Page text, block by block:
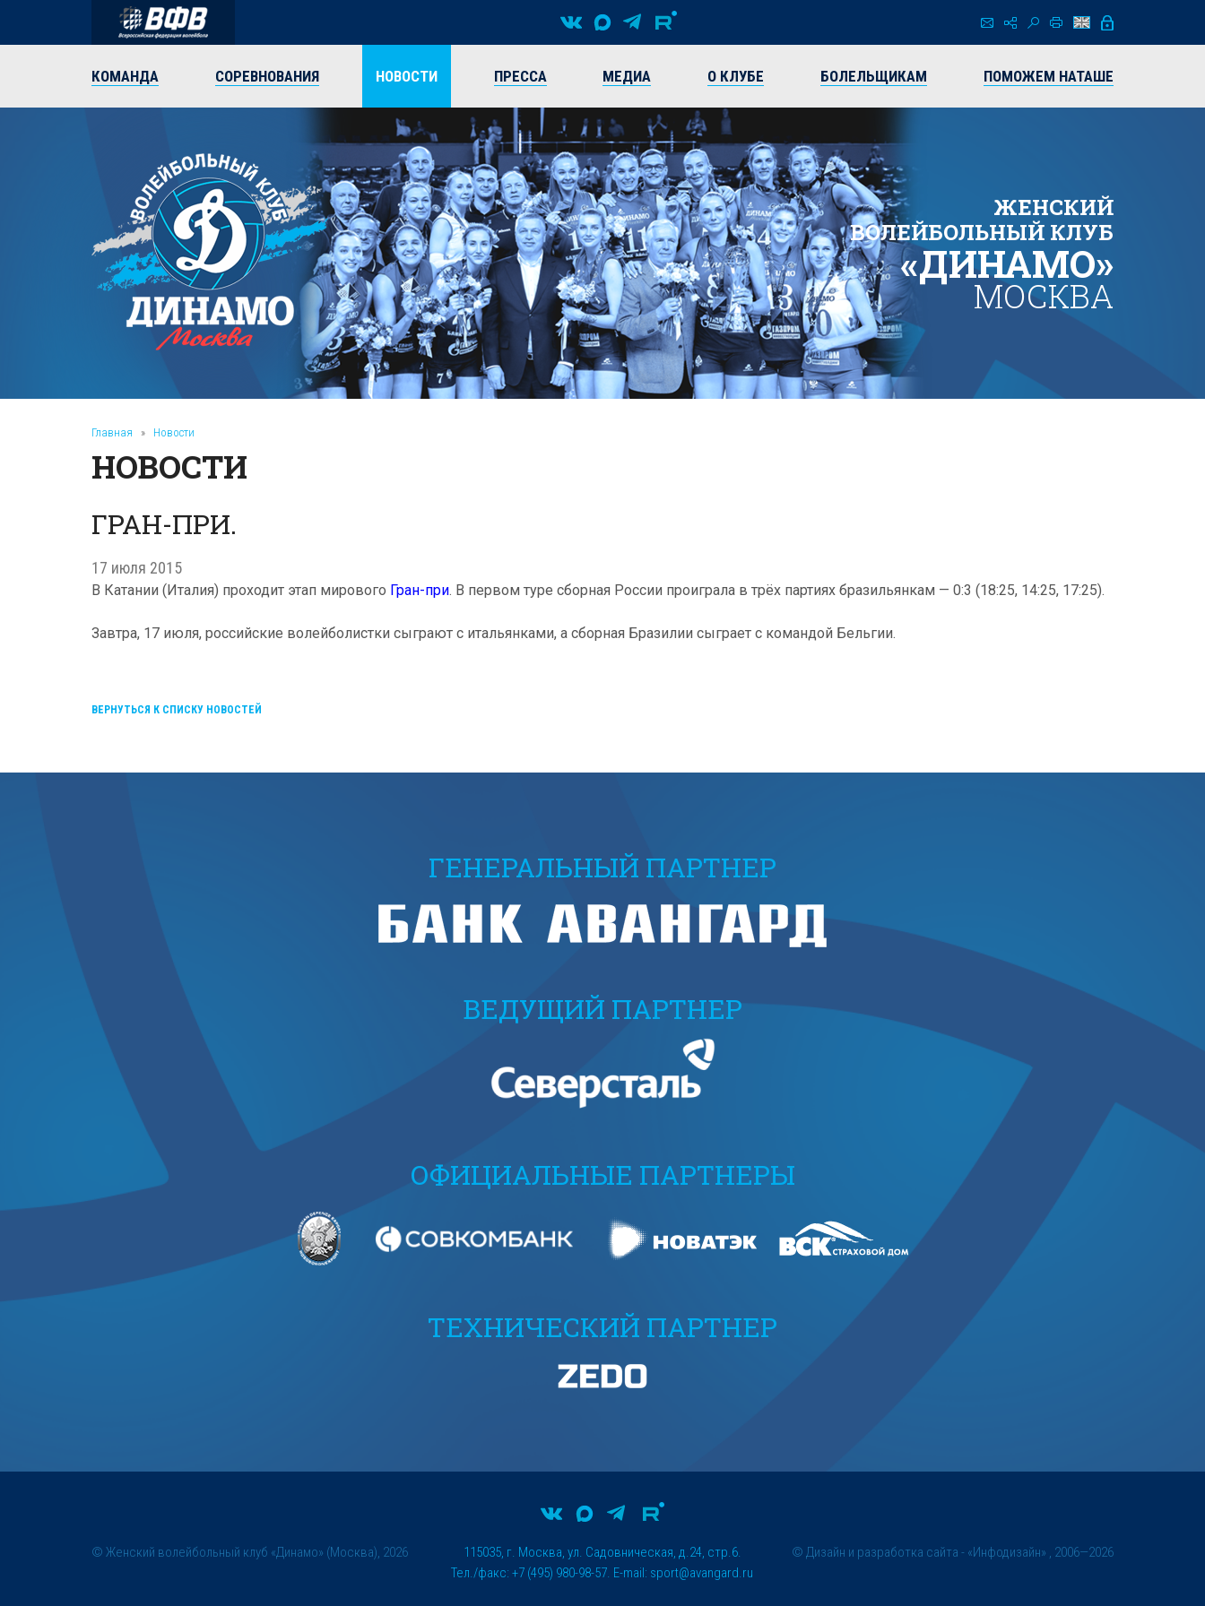
КОМАНДА СОРЕВНОВАНИЯ НОВОСТИ ПРЕССА МЕДИА О КЛУБЕ БОЛЕЛЬЩИКАМ ПОМОЖЕМ НАТАШЕ
ЖЕНСКИЙ
ВОЛЕЙБОЛЬНЫЙ КЛУБ
«ДИНАМО»
МОСКВА
Главная » Новости
НОВОСТИ
ГРАН-ПРИ.
17 июля 2015
В Катании (Италия) проходит этап мирового Гран-при. В первом туре сборная России проиграла в трёх партиях бразильянкам — 0:3 (18:25, 14:25, 17:25).
Завтра, 17 июля, российские волейболистки сыграют с итальянками, а сборная Бразилии сыграет с командой Бельгии.
ВЕРНУТЬСЯ К СПИСКУ НОВОСТЕЙ
ГЕНЕРАЛЬНЫЙ ПАРТНЕР
ВЕДУЩИЙ ПАРТНЕР
ОФИЦИАЛЬНЫЕ ПАРТНЕРЫ
ТЕХНИЧЕСКИЙ ПАРТНЕР
© Женский волейбольный клуб «Динамо» (Москва), 2026
115035, г. Москва, ул. Садовническая, д.24, стр.6.
Тел./факс: +7 (495) 980-98-57. E-mail: sport@avangard.ru
© Дизайн и разработка сайта - «Инфодизайн» , 2006—2026